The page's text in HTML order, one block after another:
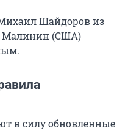
Шайдоров из
Малинин (США)
в силу обновленные